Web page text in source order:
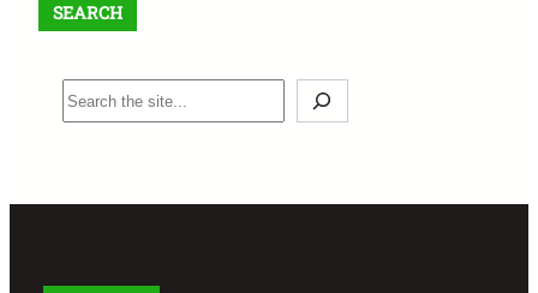
SEARCH
S
e
c